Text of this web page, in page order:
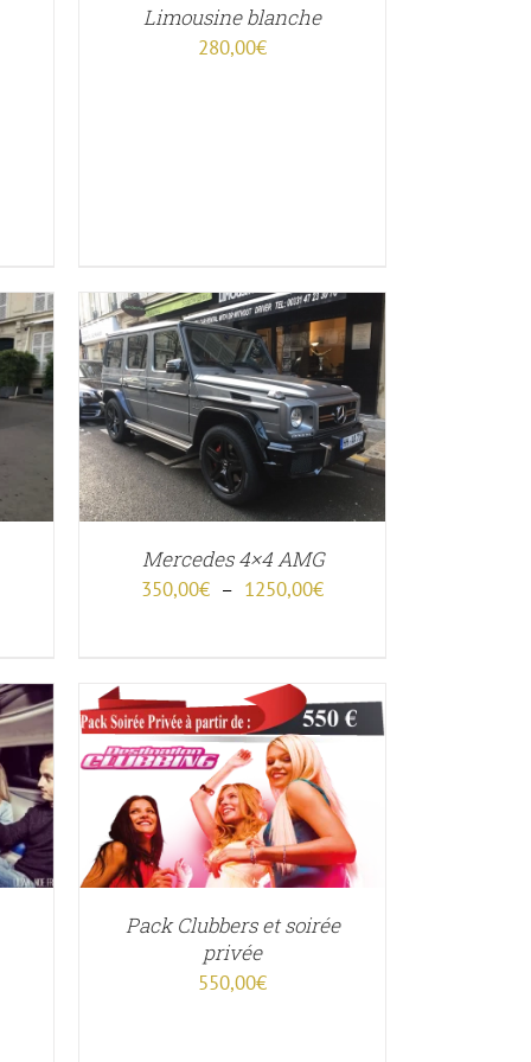
Limousine blanche
280,00€
Mercedes 4×4 AMG
350,00€ – 1250,00€Plage
à
Pack Clubbers et soirée
privée
550,00€